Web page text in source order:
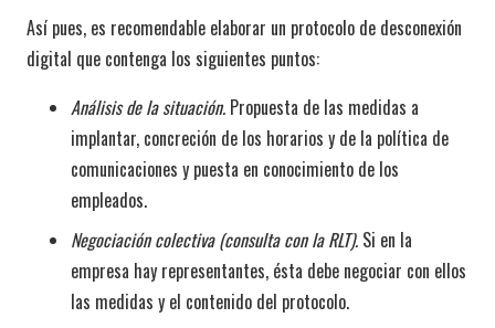
Así pues, es recomendable elaborar un protocolo de desconexión
digital que contenga los siguientes puntos:
Análisis de la situación. Propuesta de las medidas a
implantar, concreción de los horarios y de la política de
comunicaciones y puesta en conocimiento de los
empleados.
Negociación colectiva (consulta con la RLT). Si en la
empresa hay representantes, ésta debe negociar con ellos
las medidas y el contenido del protocolo.